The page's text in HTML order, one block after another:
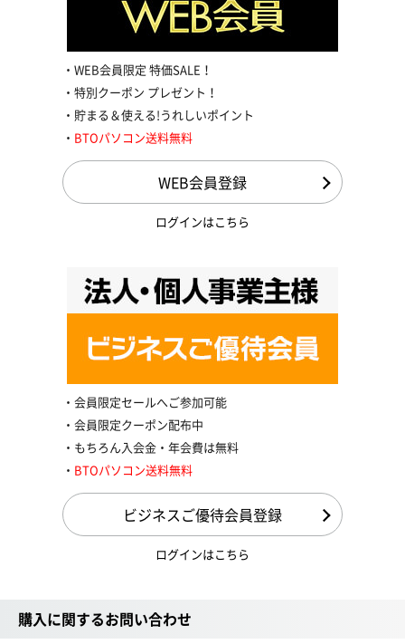
WEB会員限定 特価SALE！
特別クーポン プレゼント！
貯まる＆使える!うれしいポイント
BTOパソコン送料無料
WEB会員登録
ログインはこちら
会員限定セールへご参加可能
会員限定クーポン配布中
もちろん入会金・年会費は無料
BTOパソコン送料無料
ビジネスご優待会員登録
ログインはこちら
購入に関するお問い合わせ